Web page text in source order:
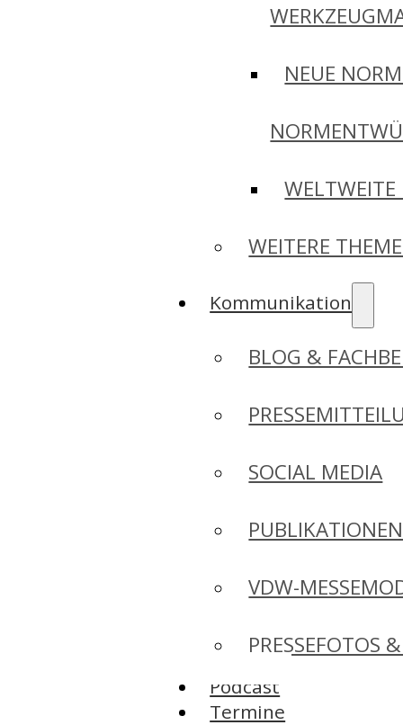
NEUE
WEITERE
Kommunikation
BLOG &
SOCIAL MEDIA
PUBLIKATIONEN
VDW-
PRESSEFOTOS
Podcast
Termine